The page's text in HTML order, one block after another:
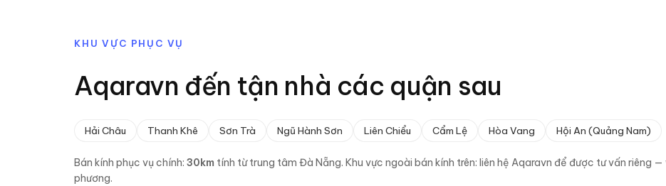
KHU VỰC PHỤC VỤ
Aqaravn đến tận nhà các quận sau
Hải Châu Thanh Khê Sơn Trà Ngũ Hành Sơn Liên Chiểu Cẩm Lệ Hòa Vang Hội An (Quảng Nam)
Bán kính phục vụ chính: 30km tính từ trung tâm Đà Nẵng. Khu vực ngoài bán kính trên: liên hệ Aqaravn để được tư vấn riêng
phương.